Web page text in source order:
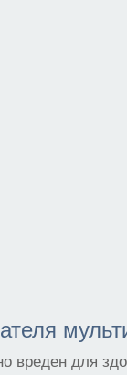
вреден для